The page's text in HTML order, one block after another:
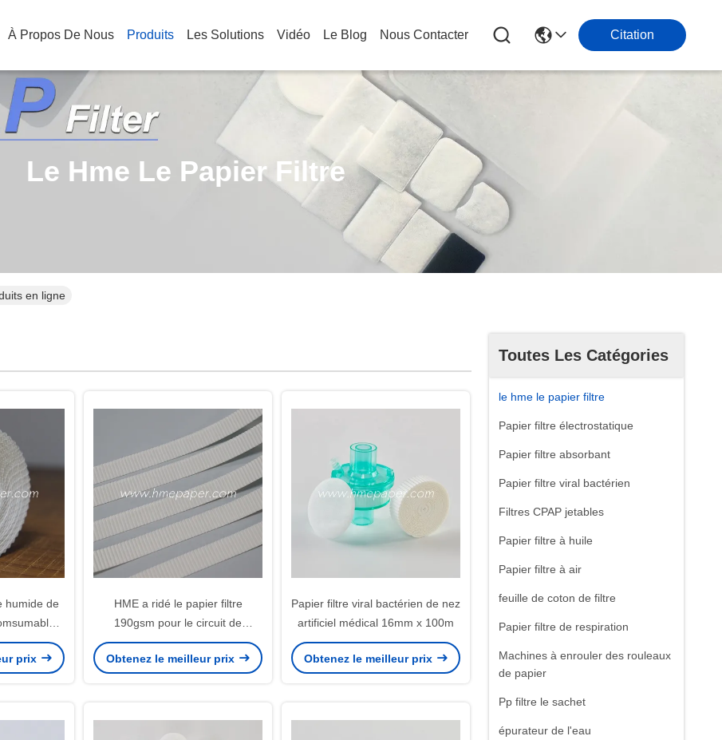
À Propos De Nous Produits Les Solutions Vidéo Le Blog Nous Contacter Citation
Le Hme Le Papier Filtre
en ligne
Toutes Les Catégories
le hme le papier filtre
Papier filtre électrostatique
Papier filtre absorbant
Papier filtre viral bactérien
Filtres CPAP jetables
Papier filtre à huile
Papier filtre à air
feuille de coton de filtre
Papier filtre de respiration
Machines à enrouler des rouleaux
de papier
Pp filtre le sachet
épurateur de l'eau
humide de
prix
HME a ridé le papier filtre
190gsm pour le circuit de
respiration médical
Obtenez le meilleur prix
Papier filtre viral bactérien de nez
artificiel médical 16mm x 100m
Obtenez le meilleur prix